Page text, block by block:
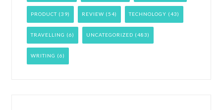
PRODUCT(39) REVIEW (54) TECHNOLOGY (43)
TRAVELLING (6) UNCATEGORIZED (483)
WRITING (6)